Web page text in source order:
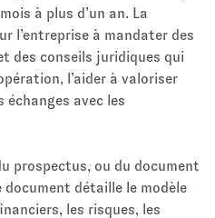
à plus d’un an. La
l’entreprise à mandater des
des conseils juridiques qui
l’aider à valoriser
avec les
prospectus, ou du document
document détaille le modèle
les risques, les